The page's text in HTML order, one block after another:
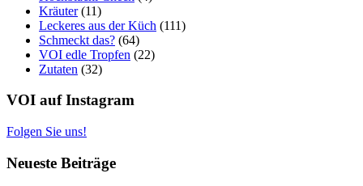
Kräuter(11)
Leckeres aus der Küch (111)
Schmeckt das? (64)
VOI edle Tropfen (22)
Zutaten (32)
VOI auf Instagram
Folgen Sie uns!
Neueste Beiträge